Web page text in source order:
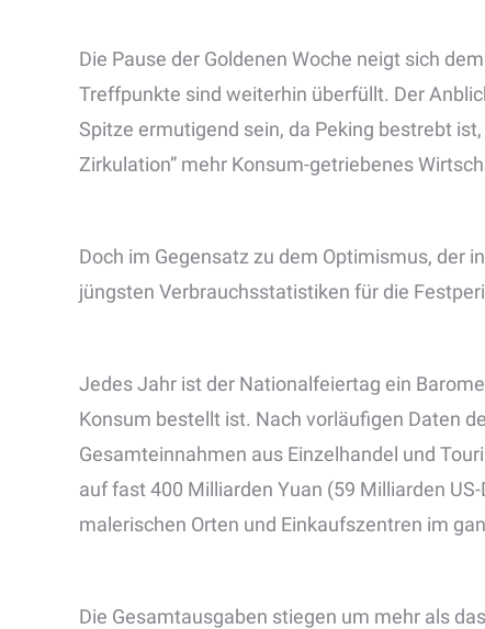
Die Pause der Goldenen Woche neigt sich
Treffpunkte sind weiterhin überfüllt. Der
Spitze ermutigend sein, da Peking bestrebt
Zirkulation” mehr Konsum-getriebenes
Doch im Gegensatz zu dem Optimismus, der
jüngsten Verbrauchsstatistiken für die
Jedes Jahr ist der Nationalfeiertag ein
Konsum bestellt ist. Nach vorläufigen Daten
Gesamteinnahmen aus Einzelhandel und
auf fast 400 Milliarden Yuan (59 Milliarden
malerischen Orten und Einkaufszentren im
Die Gesamtausgaben stiegen um mehr als